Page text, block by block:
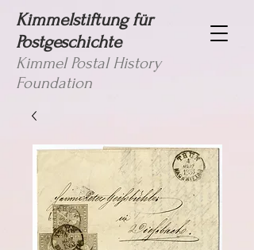
Kimmelstiftung für
Postgeschichte
Kimmel Postal History
Foundation